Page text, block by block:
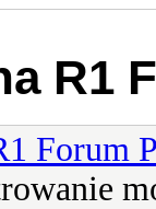
R1
Forum